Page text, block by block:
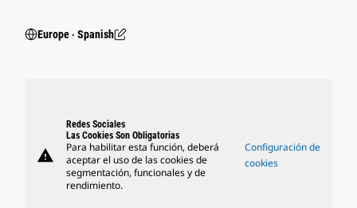
Europe ‧ Spanish
warning
Redes Sociales
Las Cookies Son Obligatorias
Para habilitar esta función, deberá
aceptar el uso de las cookies de
segmentación, funcionales y de
rendimiento.
Configuración de
cookies